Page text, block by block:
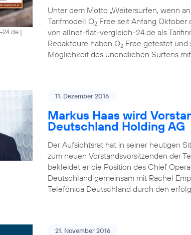
24.de |
Unter dem Motto „Weitersurfen, wenn
Tarifmodell O2 Free seit Anfang Oktober
von allnet-flat-vergleich-24.de als
Redakteure haben O2 Free getestet und
Möglichkeit des unendlichen Surfens
11. Dezember 2016
Markus Haas wird
Deutschland Holding AG
Der Aufsichtsrat hat in seiner heutigen
zum neuen Vorstandsvorsitzenden der
bekleidet er die Position des Chief
Deutschland gemeinsam mit Rachel
Telefónica Deutschland durch den
21. November 2016